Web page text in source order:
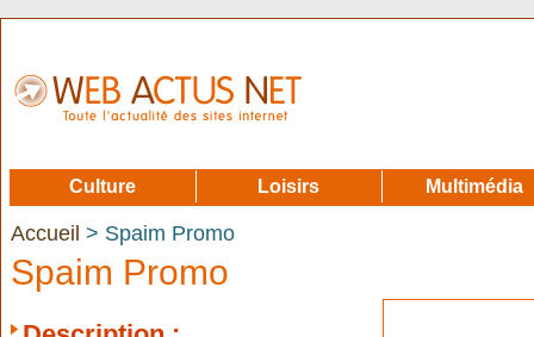
Accueil > Spaim Promo
Spaim Promo
Culture Loisirs Multimédia